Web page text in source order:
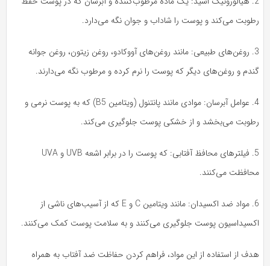
می‌کند و پوست را شاداب و جوان نگه می‌دارد.
3. روغن‌های طبیعی: مانند روغن‌های آووکادو، روغن زیتون، روغن جوانه
و روغن‌های دیگر که پوست را نرم کرده و مرطوب نگه می‌دارند.
4. عوامل آبرسان: موادی مانند پانتنول (ویتامین B5) که به پوست نرمی و
می‌بخشد و از خشکی پوست جلوگیری می‌کند.
5. فیلترهای محافظ آفتابی: که پوست را در برابر اشعه UVB و UVA
می‌کنند.
6. مواد ضد اکسیدان: مانند ویتامین C و E که از آسیب‌های ناشی از
پوست جلوگیری می‌کنند و به سلامت پوست کمک می‌کنند.
از استفاده از این مواد، فراهم کردن حفاظت ضد آفتاب به همراه